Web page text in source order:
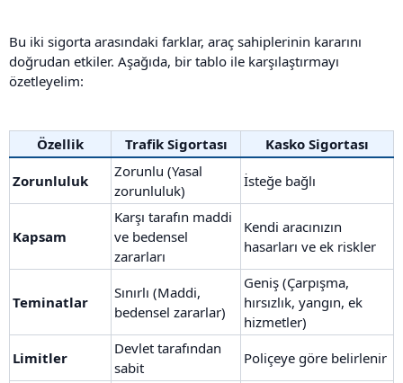
Bu iki sigorta arasındaki farklar, araç sahiplerinin kararını
doğrudan etkiler. Aşağıda, bir tablo ile karşılaştırmayı
özetleyelim:
Özellik Trafik Sigortası Kasko Sigortası
Zorunluluk
Zorunlu (Yasal
zorunluluk)
İsteğe bağlı
Kapsam
Karşı tarafın maddi
ve bedensel
zararları
Kendi aracınızın
hasarları ve ek riskler
Teminatlar
Sınırlı (Maddi,
bedensel zararlar)
Geniş (Çarpışma,
hırsızlık, yangın, ek
hizmetler)
Limitler
Devlet tarafından
sabit
Poliçeye göre belirlenir